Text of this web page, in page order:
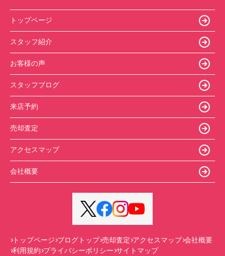
トップページ
スタッフ紹介
お客様の声
スタッフブログ
来店予約
売却査定
アクセスマップ
会社概要
トップページ ブログトップ 売却査定 アクセスマップ 会社概要
利用規約 プライバシーポリシー サイトマップ